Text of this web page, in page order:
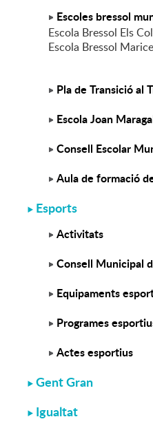
Escoles bressol
Escola Bressol Els
Escola Bressol
Pla de Transició al
Escola Joan
Consell Escolar
Aula de formació
Esports
Activitats
Consell Municipal
Equipaments
Programes
Actes esportius
Gent Gran
Igualtat